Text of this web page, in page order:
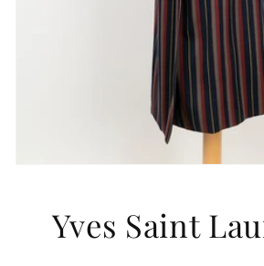
Yves Saint